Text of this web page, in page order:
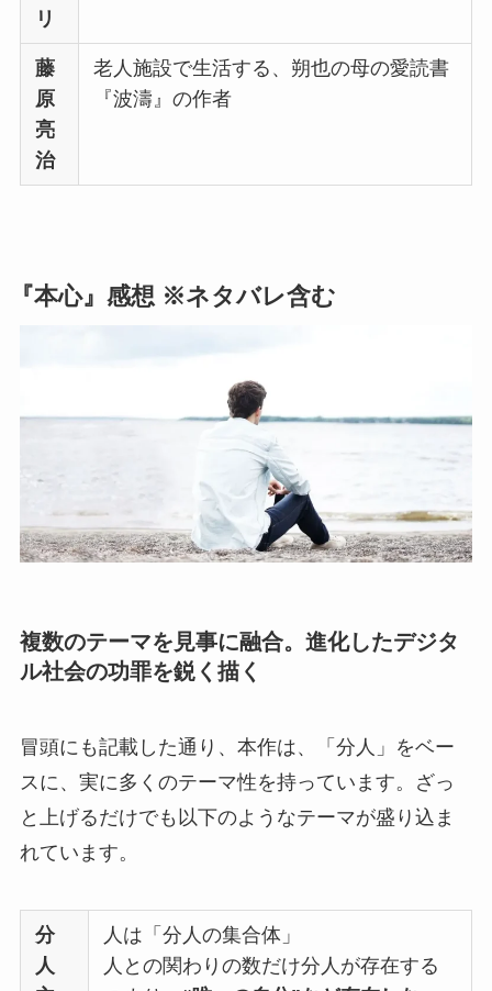
リ
藤
原
亮
治
老人施設で生活する、朔也の母の愛読書
『波濤』の作者
『本心』感想 ※ネタバレ含む
複数のテーマを見事に融合。進化したデジタ
ル社会の功罪を鋭く描く
冒頭にも記載した通り、本作は、「分人」をベー
スに、実に多くのテーマ性を持っています。ざっ
と上げるだけでも以下のようなテーマが盛り込ま
れています。
分
人
人は「分人の集合体」
人との関わりの数だけ分人が存在する